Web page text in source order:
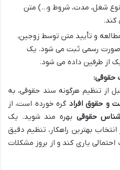
شغل، مدت، شروط و…) متن
کند.
و تأیید متن توسط زوجین،
صورت رسمی ثبت می شود. یک
از طرفین داده می شود.
حقوقی:
از تنظیم هرگونه سند حقوقی، به
و حقوق افراد گره خورده است، از
حقوقی بهره مند شوید. یک
بهترین راهکار، تنظیم دقیق
یاری کند و از بروز مشکلات